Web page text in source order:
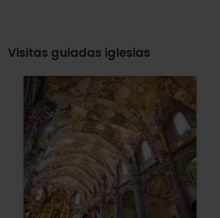
Visitas guiadas iglesias